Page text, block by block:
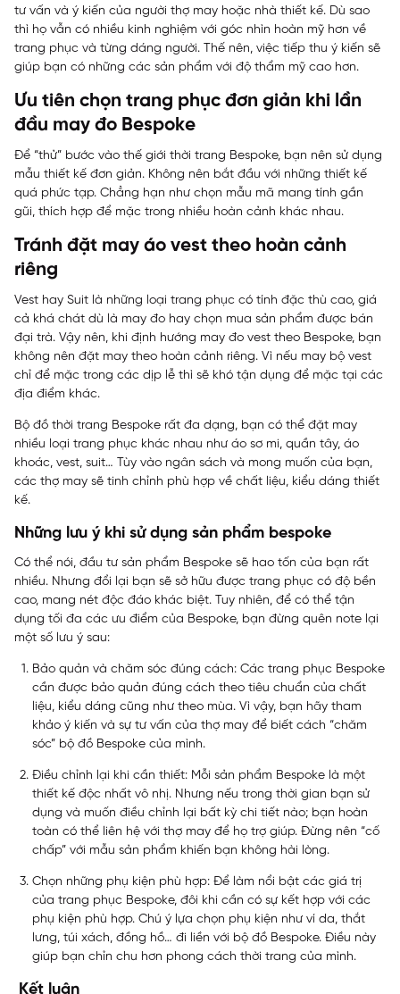
tư vấn và ý kiến của người thợ may hoặc nhà thiết kế. Dù sao
thì họ vẫn có nhiều kinh nghiệm với góc nhìn hoàn mỹ hơn về
trang phục và từng dáng người. Thế nên, việc tiếp thu ý kiến sẽ
giúp bạn có những các sản phẩm với độ thẩm mỹ cao hơn.
Ưu tiên chọn trang phục đơn giản khi lần
đầu may đo Bespoke
Để “thử” bước vào thế giới thời trang Bespoke, bạn nên sử dụng
mẫu thiết kế đơn giản. Không nên bắt đầu với những thiết kế
quá phức tạp. Chẳng hạn như chọn mẫu mã mang tính gần
gũi, thích hợp để mặc trong nhiều hoàn cảnh khác nhau.
Tránh đặt may áo vest theo hoàn cảnh
riêng
Vest hay Suit là những loại trang phục có tính đặc thù cao, giá
cả khá chát dù là may đo hay chọn mua sản phẩm được bán
đại trà. Vậy nên, khi định hướng may đo vest theo Bespoke, bạn
không nên đặt may theo hoàn cảnh riêng. Vì nếu may bộ vest
chỉ để mặc trong các dịp lễ thì sẽ khó tận dụng để mặc tại các
địa điểm khác.
Bộ đồ thời trang Bespoke rất đa dạng, bạn có thể đặt may
nhiều loại trang phục khác nhau như áo sơ mi, quần tây, áo
khoác, vest, suit… Tùy vào ngân sách và mong muốn của bạn,
các thợ may sẽ tinh chỉnh phù hợp về chất liệu, kiểu dáng thiết
kế.
Những lưu ý khi sử dụng sản phẩm bespoke
Có thể nói, đầu tư sản phẩm Bespoke sẽ hao tốn của bạn rất
nhiều. Nhưng đổi lại bạn sẽ sở hữu được trang phục có độ bền
cao, mang nét độc đáo khác biệt. Tuy nhiên, để có thể tận
dụng tối đa các ưu điểm của Bespoke, bạn đừng quên note lại
một số lưu ý sau:
Bảo quản và chăm sóc đúng cách: Các trang phục Bespoke
cần được bảo quản đúng cách theo tiêu chuẩn của chất
liệu, kiểu dáng cũng như theo mùa. Vì vậy, bạn hãy tham
khảo ý kiến và sự tư vấn của thợ may để biết cách “chăm
sóc” bộ đồ Bespoke của mình.
Điều chỉnh lại khi cần thiết: Mỗi sản phẩm Bespoke là một
thiết kế độc nhất vô nhị. Nhưng nếu trong thời gian bạn sử
dụng và muốn điều chỉnh lại bất kỳ chi tiết nào; bạn hoàn
toàn có thể liên hệ với thợ may để họ trợ giúp. Đừng nên “cố
chấp” với mẫu sản phẩm khiến bạn không hài lòng.
Chọn những phụ kiện phù hợp: Để làm nổi bật các giá trị
của trang phục Bespoke, đôi khi cần có sự kết hợp với các
phụ kiện phù hợp. Chú ý lựa chọn phụ kiện như ví da, thắt
lưng, túi xách, đồng hồ… đi liền với bộ đồ Bespoke. Điều này
giúp bạn chỉn chu hơn phong cách thời trang của mình.
Kết luận